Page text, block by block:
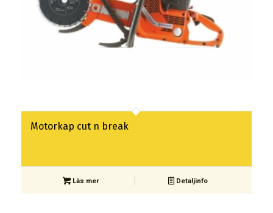
Motorkap cut n break
Läs mer Detaljinfo